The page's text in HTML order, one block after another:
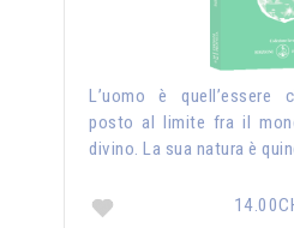
L’uomo è quell’essere
posto al limite fra il
divino. La sua natura è